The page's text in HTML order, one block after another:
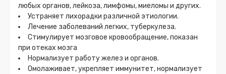
любых органов, лейкоза, лимфомы, миеломы и других.
Устраняет лихорадки различной этиологии.
Лечение заболеваний легких, туберкулеза.
Стимулирует мозговое кровообращение, показан
при отеках мозга
Нормализует работу желез и органов.
Омолаживает, укрепляет иммунитет, нормализует